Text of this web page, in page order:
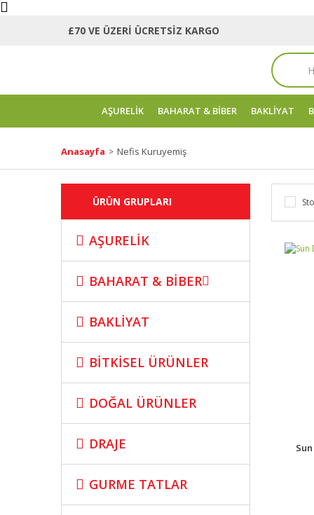
£70 VE ÜZERİ ÜCRETSİZ KARGO
AŞURELİK BAHARAT & BİBER BAKLİYAT
Anasayfa Nefis Kuruyemiş
ÜRÜN GRUPLARI
AŞURELİK
BAHARAT & BİBER
BAKLİYAT
BİTKİSEL ÜRÜNLER
DOĞAL ÜRÜNLER
DRAJE
GURME TATLAR